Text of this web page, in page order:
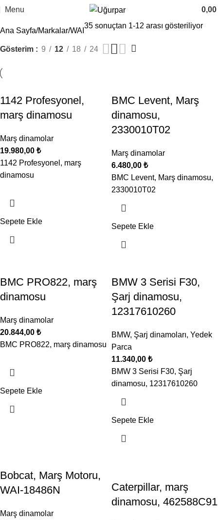
Menu 0,00
Ana Sayfa Markalar WAI
35 sonuçtan 1-12 arası gösteriliyor
Gösterim 9 12 18 24
1142 Profesyonel,
marş dinamosu
Marş dinamolar
19.980,00 ₺
1142 Profesyonel, marş
dinamosu
Sepete Ekle
BMC Levent, Marş
dinamosu,
2330010T02
Marş dinamolar
6.480,00 ₺
BMC Levent, Marş dinamosu,
2330010T02
Sepete Ekle
BMC PRO822, marş
dinamosu
Marş dinamolar
20.844,00 ₺
BMC PRO822, marş dinamosu
Sepete Ekle
BMW 3 Serisi F30,
Şarj dinamosu,
12317610260
BMW, Şarj dinamoları, Yedek
Parca
11.340,00 ₺
BMW 3 Serisi F30, Şarj
dinamosu, 12317610260
Sepete Ekle
Bobcat, Marş Motoru,
WAI-18486N
Marş dinamolar
Caterpillar, marş
dinamosu, 462588C91